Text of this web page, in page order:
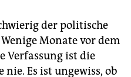
der politische
Monate vor dem
Verfassung ist die
nie. Es ist ungewiss, ob